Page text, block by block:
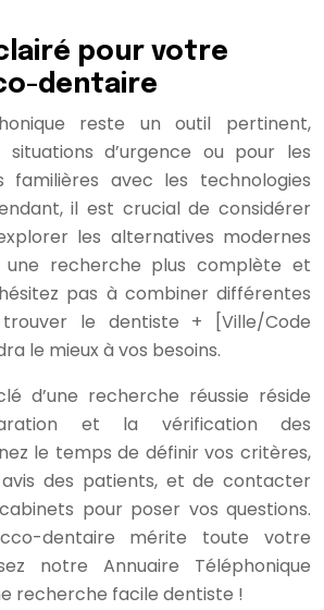
pour votre
dentaire
reste un outil pertinent,
d’urgence ou pour les
familières avec les technologies
il est crucial de considérer
les alternatives modernes
une recherche plus complète et
pas à combiner différentes
le dentiste + [Ville/Code
le mieux à vos besoins.
d’une recherche réussie réside
et la vérification des
le temps de définir vos critères,
des patients, et de contacter
pour poser vos questions.
dentaire mérite toute votre
notre Annuaire Téléphonique
recherche facile dentiste !